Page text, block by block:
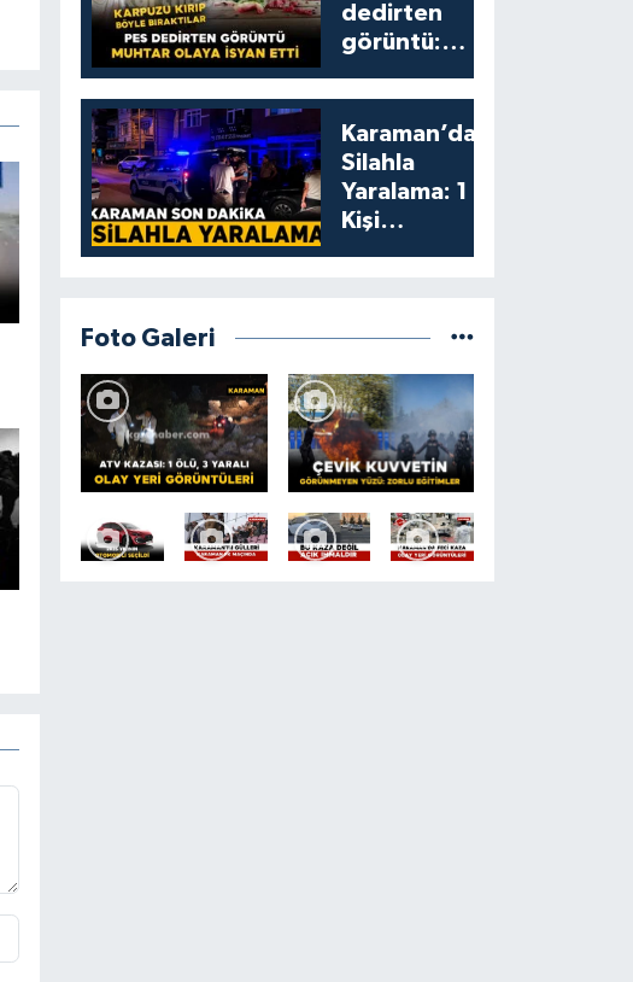
dedirten
görüntü:
yumruklayıp
yediler,
artıklarını
kamelyada
bıraktılar
Karaman’da
Silahla
Yaralama: 1
Kişi
Foto Galeri